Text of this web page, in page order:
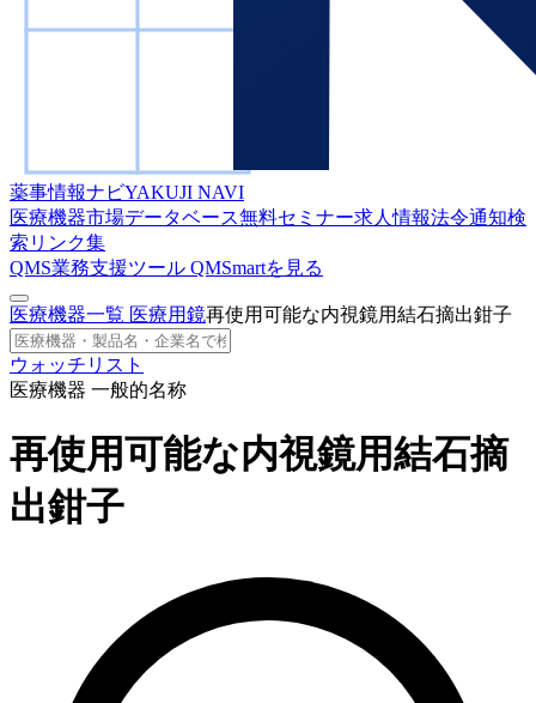
薬事情報ナビYAKUJI NAVI
医療機器市場データベース無料セミナー求人情報法令通知検
索 リンク集
QMS業務支援ツール QMSmartを見る
医療機器一覧 医療用鏡再使用可能な内視鏡用結石摘出鉗子
ウォッチリスト
医療機器 一般的名称
再使用可能な内視鏡用結石摘
出鉗子